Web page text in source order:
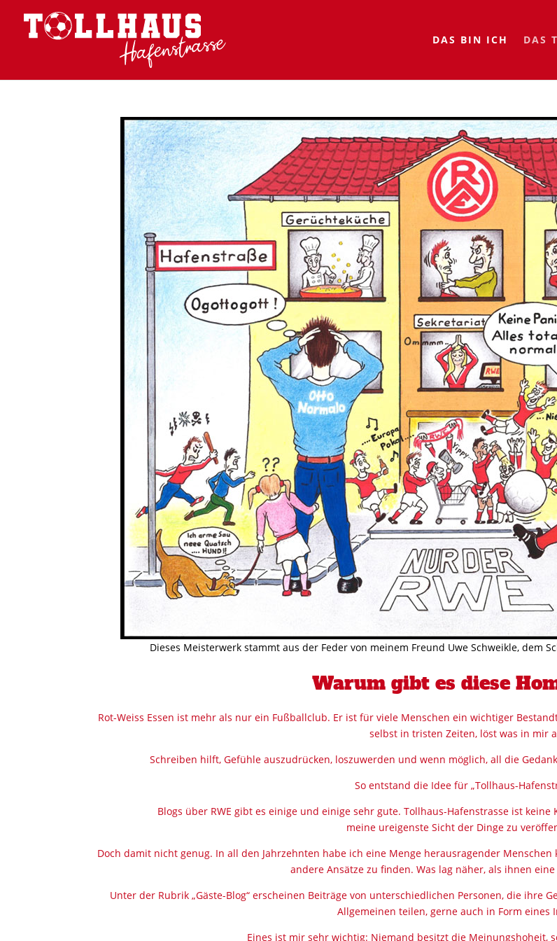
DAS BIN ICH DAS
Dieses Meisterwerk stammt aus der Feder von meinem Freund Uwe Schweikle, dem
Warum gibt es diese
Rot-Weiss Essen ist mehr als nur ein Fußballclub. Er ist für viele Menschen ein wichtiger
selbst in tristen Zeiten, löst was in mir
Schreiben hilft, Gefühle auszudrücken, loszuwerden und wenn möglich, all die
So entstand die Idee für „Tollhaus-
Blogs über RWE gibt es einige und einige sehr gute. Tollhaus-Hafenstrasse ist
meine ureigenste Sicht der Dinge zu
Doch damit nicht genug. In all den Jahrzehnten habe ich eine Menge herausragender
andere Ansätze zu finden. Was lag näher, als ihnen eine
Unter der Rubrik „Gäste-Blog“ erscheinen Beiträge von unterschiedlichen Personen, die ihre
Allgemeinen teilen, gerne auch in Form eines
Eines ist mir sehr wichtig: Niemand besitzt die Meinungshoheit,